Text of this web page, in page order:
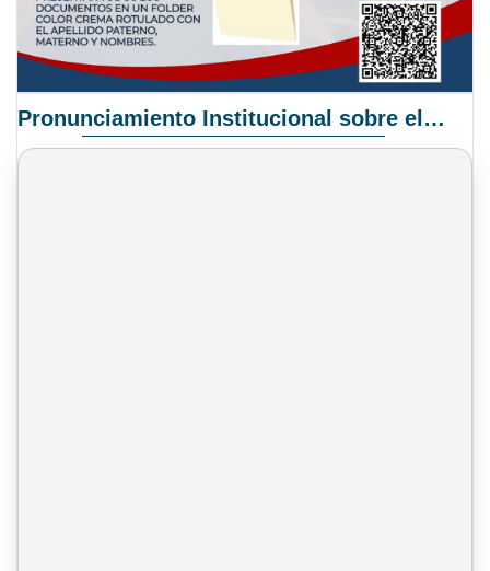
Pronunciamiento Institucional sobre el Proyecto de Ley N° 068/2025-2026 C.S.